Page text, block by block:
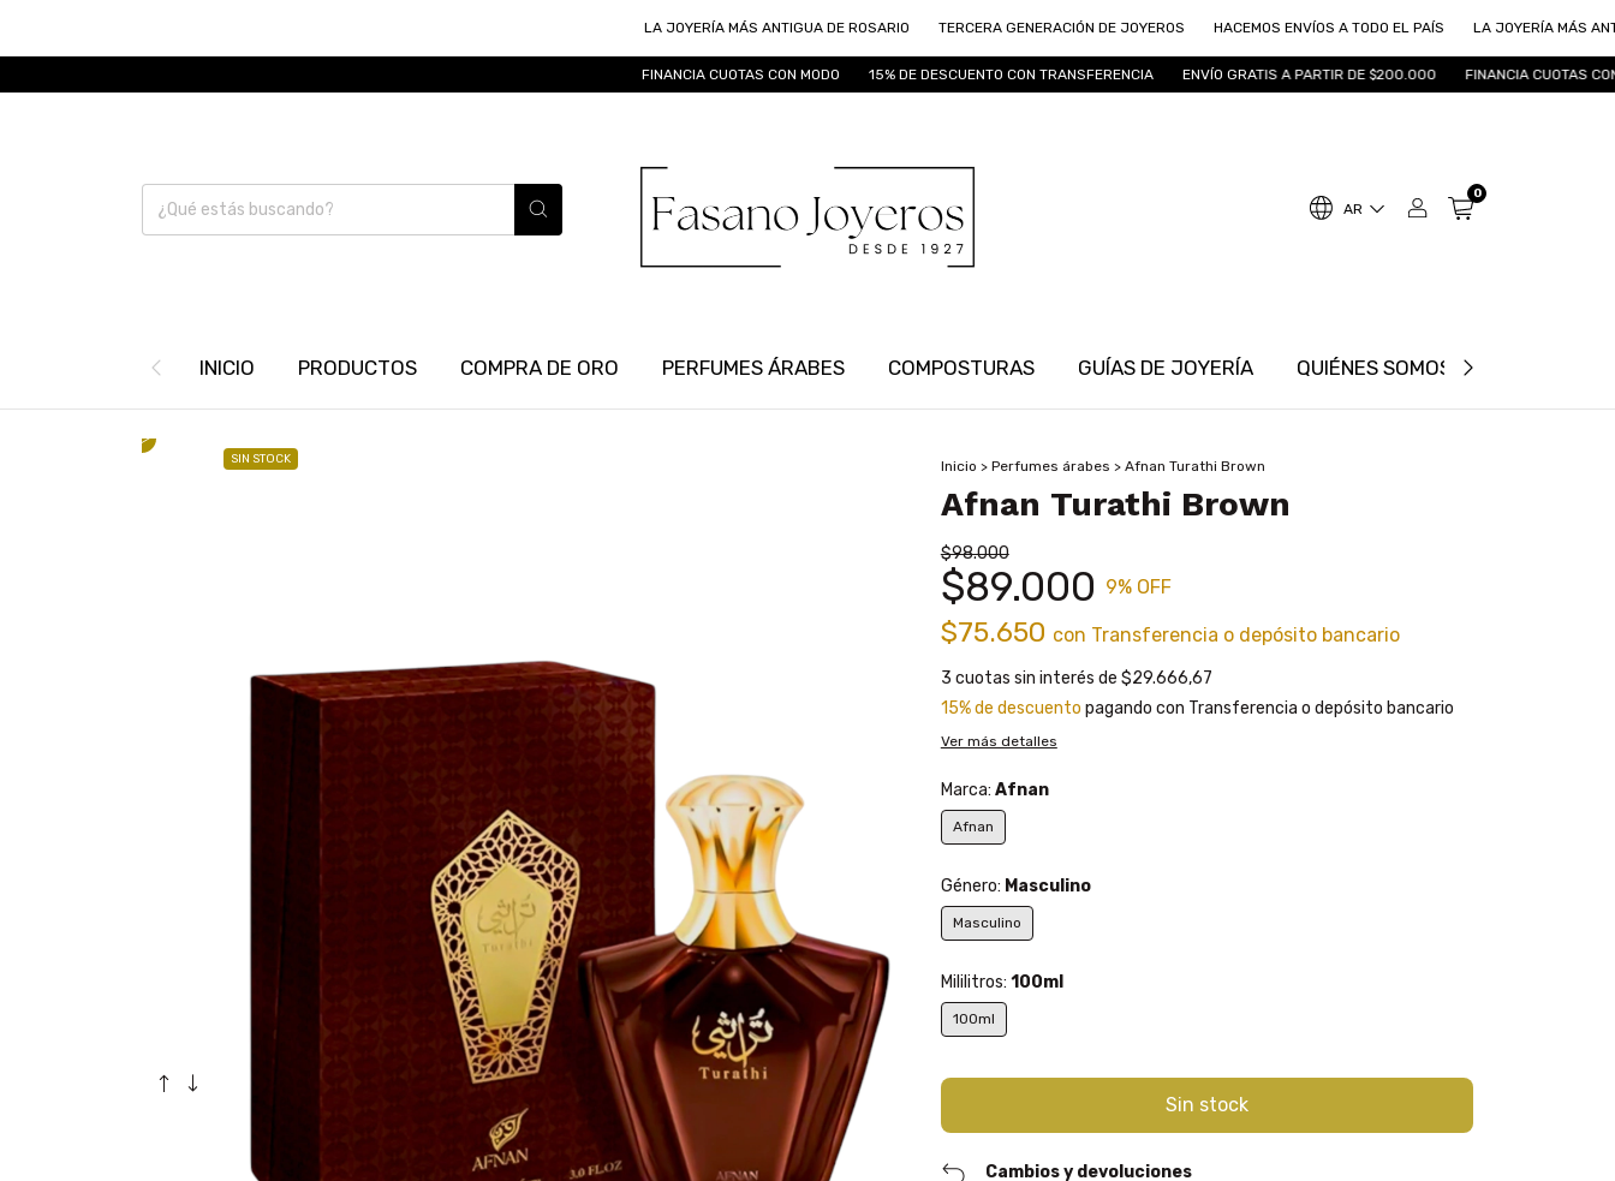
LA JOYERÍA MÁS ANTIGUA DE ROSARIO TERCERA GENERACIÓN DE JOYEROS HACEMOS ENVÍOS A TODO EL PAÍS LA JOYERÍA MÁS ANTIGUA DE
FINANCIA CUOTAS CON MODO 15% DE DESCUENTO CON TRANSFERENCIA ENVÍO GRATIS A PARTIR DE $200.000 FINANCIA CUOTAS CON MODO
AR
0
INICIO PRODUCTOS COMPRA DE ORO PERFUMES ÁRABES COMPOSTURAS GUÍAS DE JOYERÍA QUIÉNES SOMOS
SIN STOCK Inicio > Perfumes árabes > Afnan Turathi Brown
Afnan Turathi Brown
$98.000
$89.000 9% OFF
$75.650 con Transferencia o depósito bancario
3 cuotas sin interés de $29.666,67
15% de descuento pagando con Transferencia o depósito bancario
Ver más detalles
Marca: Afnan
Afnan
Género: Masculino
Masculino
Mililitros: 100ml
100ml
Cambios y devoluciones